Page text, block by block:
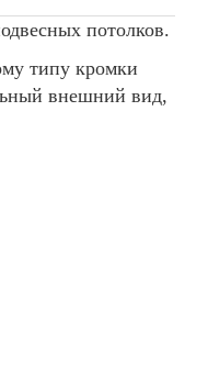
потолков.
типу кромки
внешний вид,